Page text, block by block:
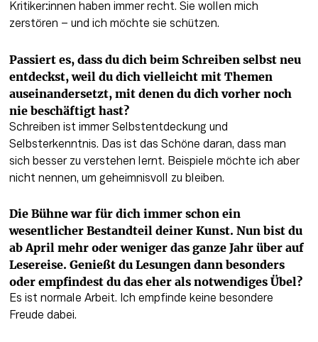
Kritiker:innen haben immer recht. Sie wollen mich
zerstören – und ich möchte sie schützen.
Passiert es, dass du dich beim Schreiben selbst neu
entdeckst, weil du dich vielleicht mit Themen
auseinandersetzt, mit denen du dich vorher noch
nie beschäftigt hast?
Schreiben ist immer Selbstentdeckung und
Selbsterkenntnis. Das ist das Schöne daran, dass man
sich besser zu verstehen lernt. Beispiele möchte ich aber
nicht nennen, um geheimnisvoll zu bleiben.
Die Bühne war für dich immer schon ein
wesentlicher Bestandteil deiner Kunst. Nun bist du
ab April mehr oder weniger das ganze Jahr über auf
Lesereise. Genießt du Lesungen dann besonders
oder empfindest du das eher als notwendiges Übel?
Es ist normale Arbeit. Ich empfinde keine besondere
Freude dabei.